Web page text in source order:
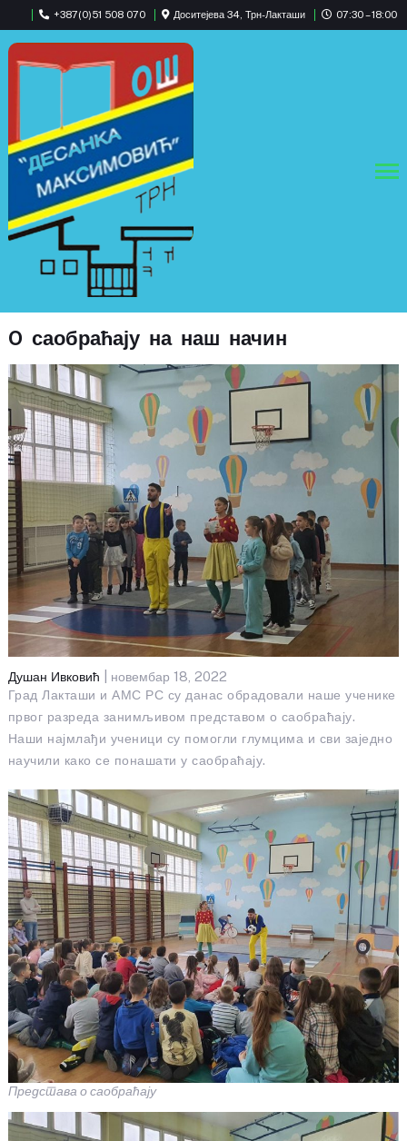
+387(0)51 508 070 Доситејева 34, Трн-Лакташи 07:30 – 18:00
O саобраћају на наш начин
Душан Ивковић | новембар 18, 2022
Град Лакташи и АМС РС су данас обрадовали наше ученике
првог разреда занимљивом представом о саобраћају.
Наши најмлађи ученици су помогли глумцима и сви заједно
научили како се понашати у саобраћају.
Представа о саобраћају